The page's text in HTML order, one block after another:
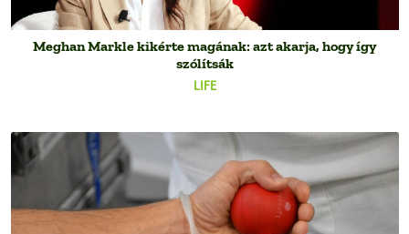
LIFE
Meghan Markle kikérte magának: azt akarja, hogy így
szólítsák